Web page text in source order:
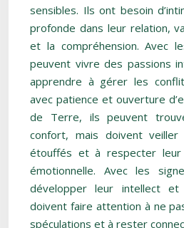
sensibles. Ils ont besoin
profonde dans leur relation,
et la compréhension. Avec
peuvent vivre des passions
apprendre à gérer les
avec patience et ouverture
de Terre, ils peuvent
confort, mais doivent
étouffés et à respecter leur
émotionnelle. Avec les
développer leur intellect et
doivent faire attention à ne
spéculations et à rester